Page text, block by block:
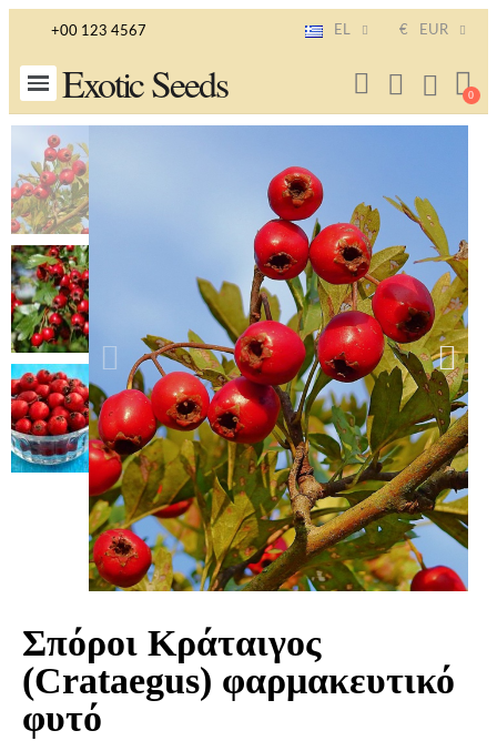
+00 123 4567 EL € EUR
Exotic Seeds
Σπόροι Κράταιγος
(Crataegus) φαρμακευτικό
φυτό